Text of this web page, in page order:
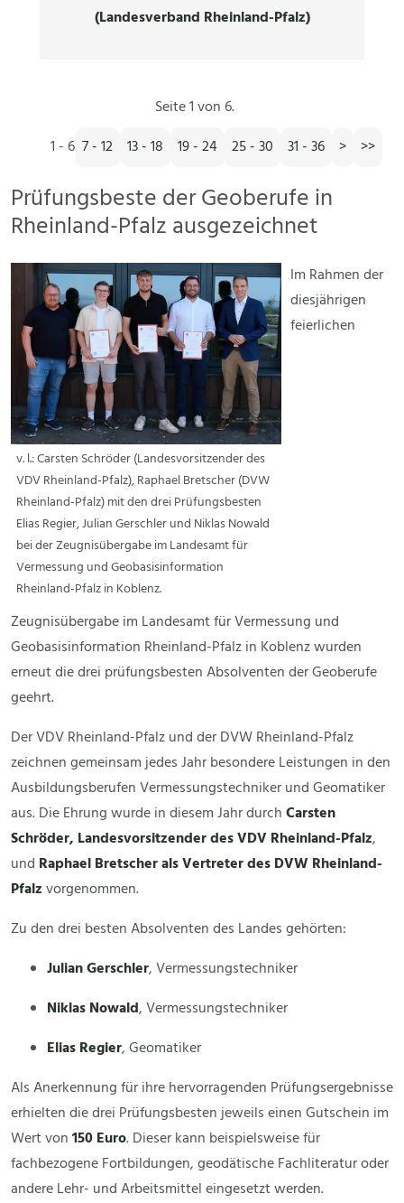
(Landesverband Rheinland-Pfalz)
Seite 1 von 6.
1 - 6 7 - 12 13 - 18 19 - 24 25 - 30 31 - 36 > >>
Prüfungsbeste der Geoberufe in
Rheinland-Pfalz ausgezeichnet
v. l.: Carsten Schröder (Landesvorsitzender des
VDV Rheinland-Pfalz), Raphael Bretscher (DVW
Rheinland-Pfalz) mit den drei Prüfungsbesten
Elias Regier, Julian Gerschler und Niklas Nowald
bei der Zeugnisübergabe im Landesamt für
Vermessung und Geobasisinformation
Rheinland-Pfalz in Koblenz.
Im Rahmen der
diesjährigen
feierlichen
Zeugnisübergabe im Landesamt für Vermessung und
Geobasisinformation Rheinland-Pfalz in Koblenz wurden
erneut die drei prüfungsbesten Absolventen der Geoberufe
geehrt.
Der VDV Rheinland-Pfalz und der DVW Rheinland-Pfalz
zeichnen gemeinsam jedes Jahr besondere Leistungen in den
Ausbildungsberufen Vermessungstechniker und Geomatiker
aus. Die Ehrung wurde in diesem Jahr durchCarsten
Schröder, Landesvorsitzender des VDV Rheinland-Pfalz,
und Raphael Bretscher als Vertreter des DVW Rheinland-
Pfalzvorgenommen.
Zu den drei besten Absolventen des Landes gehörten:
Julian Gerschler, Vermessungstechniker
Niklas Nowald, Vermessungstechniker
Elias Regier, Geomatiker
Als Anerkennung für ihre hervorragenden Prüfungsergebnisse
erhielten die drei Prüfungsbesten jeweils einen Gutschein im
Wert von150 Euro. Dieser kann beispielsweise für
fachbezogene Fortbildungen, geodätische Fachliteratur oder
andere Lehr- und Arbeitsmittel eingesetzt werden.